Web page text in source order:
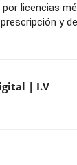
por licencias
prescripción y
| I.V